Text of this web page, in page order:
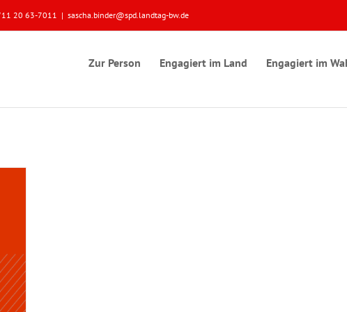
20 63-7011 | sascha.binder@spd.landtag-bw.de
Zur Person Engagiert im Land Engagiert im